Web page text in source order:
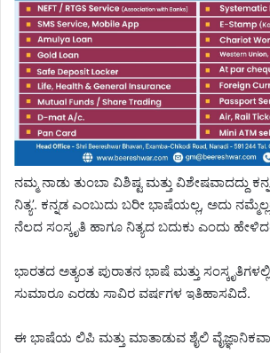
ನಮ್ಮ ನಾಡು ತುಂಬಾ ವಿಶಿಷ್ಟ ಮತ್ತು ವಿಶೇಷವಾದದ್ದು
ನಿತ್ಯ’. ಕನ್ನಡ ಎಂಬುದು ಬರೀ ಭಾಷೆಯಲ್ಲ, ಅದು
ನೆಲದ ಸಂಸ್ಕೃತಿ ಹಾಗೂ ನಿತ್ಯದ ಬದುಕು ಎಂದು
ಭಾರತದ ಅತ್ಯಂತ ಪುರಾತನ ಭಾಷೆ ಮತ್ತು
ಸುಮಾರೂ ಎರಡು ಸಾವಿರ ವರ್ಷಗಳ ಇತಿಹಾಸವಿದೆ.
ಈ ಭಾಷೆಯ ಲಿಪಿ ಮತ್ತು ಮಾತಾಡುವ ಶೈಲಿ